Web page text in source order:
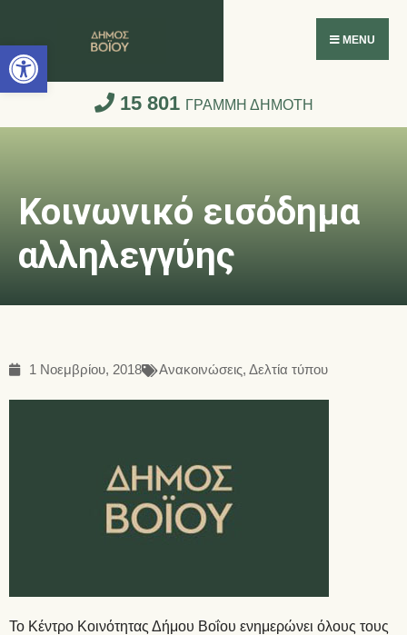
Ανοίξτε τη γραμμή εργαλείων
MENU
15 801 ΓΡΑΜΜΗ ΔΗΜΟΤΗ
Κοινωνικό εισόδημα
αλληλεγγύης
1 Νοεμβρίου, 2018 Ανακοινώσεις,Δελτία τύπου
Το Κέντρο Κοινότητας Δήμου Βοΐου ενημερώνει όλους τους